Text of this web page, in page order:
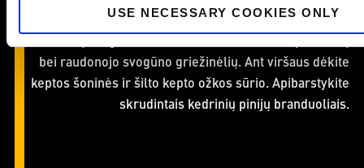
USE NECESSARY COOKIES ONLY
lapelius, lęšius, padažą ir špinatų lapus. Sudėkite
salotas į dvi gilias lėkštes ir uždėkite obuolių skiltelių
bei raudonojo svogūno griežinėlių. Ant viršaus dėkite
keptos šoninės ir šilto kepto ožkos sūrio. Apibarstykite
skrudintais kedrinių pinijų branduoliais.